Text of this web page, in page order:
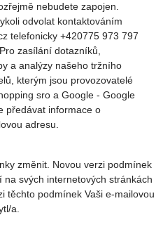
nebudete zapojen.
odvolat kontaktováním
telefonicky +420775 973 797
. Pro zasílání dotazníků,
a analýzy našeho tržního
kterým jsou provozovatelé
sro a Google - Google
předávat informace o
adresu.
změnit. Novou verzi podmínek
svých internetových stránkách
těchto podmínek Vaši e-mailovou
a.